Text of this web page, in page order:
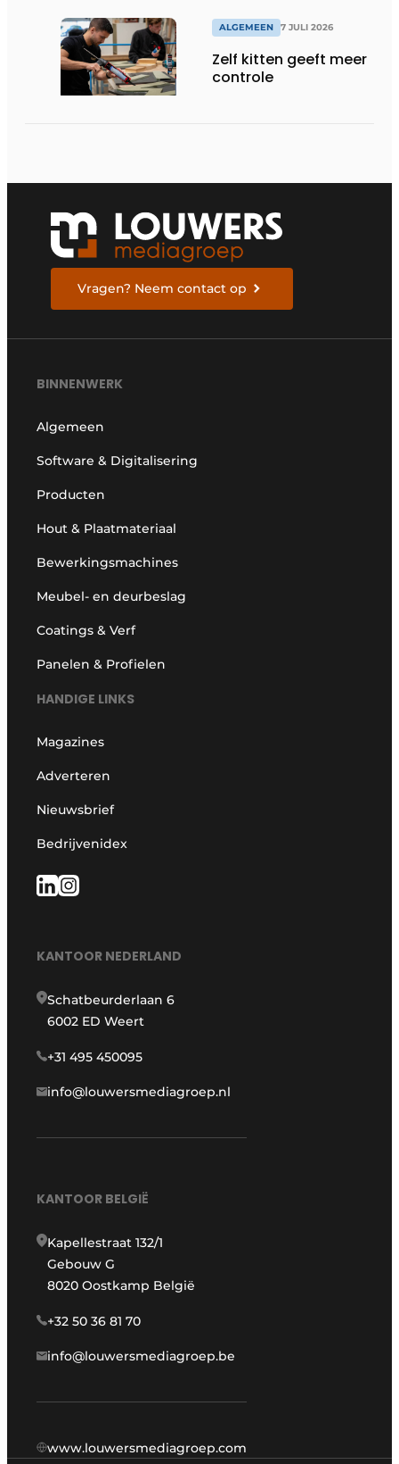
ALGEMEEN 7 JULI 2026
Zelf kitten geeft meer
controle
Vragen? Neem contact op
BINNENWERK
Algemeen
Software & Digitalisering
Producten
Hout & Plaatmateriaal
Bewerkingsmachines
Meubel- en deurbeslag
Coatings & Verf
Panelen & Profielen
HANDIGE LINKS
Magazines
Adverteren
Nieuwsbrief
Bedrijvenidex
KANTOOR NEDERLAND
Schatbeurderlaan 6
6002 ED Weert
+31 495 450095
info@louwersmediagroep.nl
KANTOOR BELGIË
Kapellestraat 132/1
Gebouw G
8020 Oostkamp België
+32 50 36 81 70
info@louwersmediagroep.be
www.louwersmediagroep.com